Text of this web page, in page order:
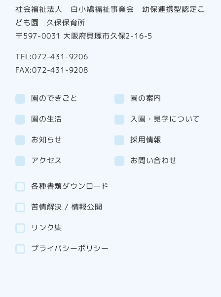
社会福祉法人 白小鳩福祉事業会 幼保連携型認定こ
ども園 久保保育所
〒597-0031 大阪府貝塚市久保2-16-5
TEL:072-431-9206
FAX:072-431-9208
園のできごと 園の案内
園の生活 入園・見学について
お知らせ
採用情報
アクセス
お問い合わせ
各種書類ダウンロード
苦情解決 / 情報公開
リンク集
プライバシーポリシー